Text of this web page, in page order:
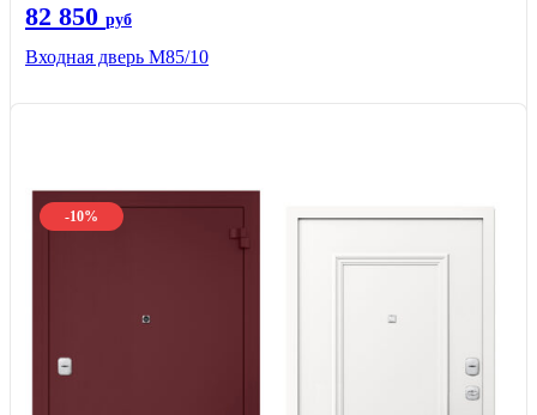
82 850 руб
Входная дверь M85/10
-10%